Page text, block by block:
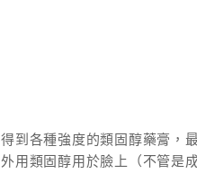
到各種強度的類固醇藥膏，
用類固醇用於臉上（不管是